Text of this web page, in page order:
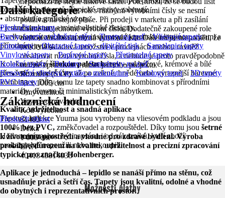
barvy. Pásy tapet z rolí s různými výrobními čísly se nesmí
používat na stejné ploše. Při prodeji v marketu a při zasílání
dbáme na jednotné výrobní číslo. Dodatečně zakoupené role
mohou obsahovat různá výrobní čísla. Dále mějte na paměti, že
uvedená skladová množství v prodejnách mohou rovněž
obsahovat různá výrobní čísla, a nebude je proto pravděpodobně
možné zpracovat v rámci jednoho projektu.
Rozměry (ŠxV)
53 x 1005 cm
Omyvatelnost
Vysoce omyvatelná
Kód výrobku
81403
Délka
1 005 cm
EAN
4041345814033
kontrastních akcentů. Typické motivy zahrnují:
• abstraktní a grafické vzory,
• jemné struktury a minimalistické designy,
• velkoformátové fototapety inspirované japonskou krajinou, vlnami a
přírodními rytmy.
Kolekce nabízíširokou paletu barev– od béžové, krémové a bílé
přes šedé a modré tóny až po zelené, hnědé nebo výraznější barevné
kombinace. Díky tomu lze tapety snadno kombinovat s přírodními
materiály, dřevem či minimalistickým nábytkem.
Kvalita, udržitelnost a snadná aplikace
Tapety z kolekce Yuuma jsou vyrobeny na vliesovém podkladu a jsou
100% bez PVC, změkčovadel a rozpouštědel. Díky tomu jsou šetrné
k životnímu prostředía vhodné pro zdravé bydlení. Výroba
probíhá s důrazem na kvalitu, udržitelnost a precizní zpracování
typické pro značku Hohenberger.
Aplikace je jednoduchá –lepidlo se nanáší přímo na stěnu, což
usnadňuje práci a šetří čas. Tapety jsou kvalitní, odolné a vhodné
do obytných i reprezentativních prostor.
Další kategorie
Přeskočit seznam
Barvy, tapety a obložení stěn
Tapety na zeď
Vliesové tapety
Fototapety
Obrazové tapety - digitální tisk
Samolepicí tapety
Vinylové tapety
Papírové tapety
Přetiratelné tapety
Izolační tapety
Bordury
Samolepky na zeď
Renovační vliesová textilie a makulatura
Katalogy tapet
3D tapety
PVC tapety
Zákaznická hodnocení
Přeskočit oblast
Hodnocení mohou být napsána i od zákazníků, kteří zboží
prokazatelně nepoužili nebo nekoupili.
Možnosti platby